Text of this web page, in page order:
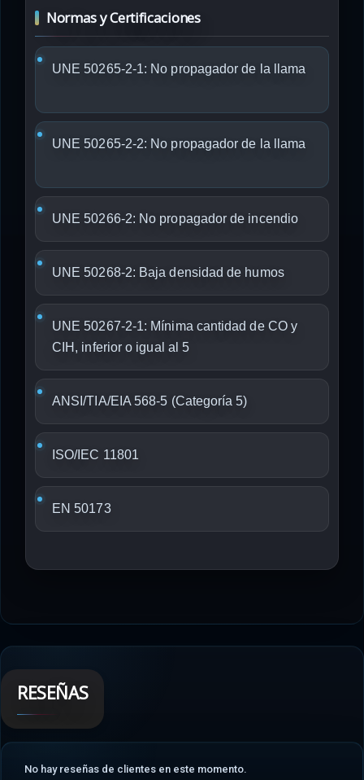
Normas y Certificaciones
UNE 50265-2-1: No propagador de la llama
UNE 50265-2-2: No propagador de la llama
UNE 50266-2: No propagador de incendio
UNE 50268-2: Baja densidad de humos
UNE 50267-2-1: Mínima cantidad de CO y
CIH, inferior o igual al 5
ANSI/TIA/EIA 568-5 (Categoría 5)
ISO/IEC 11801
EN 50173
RESEÑAS
No hay reseñas de clientes en este momento.